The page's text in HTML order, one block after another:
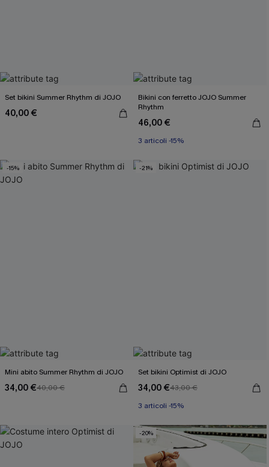
Set bikini Summer Rhythm di JOJO
40,00 €
Bikini con ferretto JOJO Summer
Rhythm
46,00 €
3 articoli -15%
-15%
Mini abito Summer Rhythm di JOJO
34,00 €40,00 €
-21%
Set bikini Optimist di JOJO
34,00 €43,00 €
3 articoli -15%
-20%